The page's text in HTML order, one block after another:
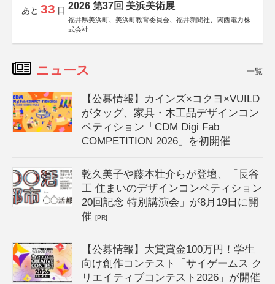
あと 33 日 2026 第37回 美浜美術展
福井県美浜町、美浜町教育委員会、福井新聞社、関西電力株
式会社
ニュース 一覧
【公募情報】カインズ×コクヨ×VUILD
がタッグ、家具・木工品デザインコン
ペティション「CDM Digi Fab
COMPETITION 2026」を初開催
乾久美子や藤本壮介らが登壇、「長谷
工 住まいのデザインコンペティション
20回記念 特別講演会」が8月19日に開
催[PR]
【公募情報】大賞賞金100万円！学生
向け創作コンテスト「サイゲームス ク
リエイティブコンテスト2026」が開催